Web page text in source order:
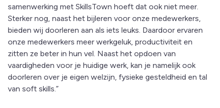
samenwerking met SkillsTown hoeft dat ook niet meer.
Sterker nog, naast het bijleren voor onze medewerkers,
bieden wij doorleren aan als iets leuks. Daardoor ervaren
onze medewerkers meer werkgeluk, productiviteit en
zitten ze beter in hun vel. Naast het opdoen van
vaardigheden voor je huidige werk, kan je namelijk ook
doorleren over je eigen welzijn, fysieke gesteldheid en tal
van soft skills.”